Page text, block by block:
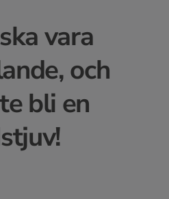
vara
och
bli en